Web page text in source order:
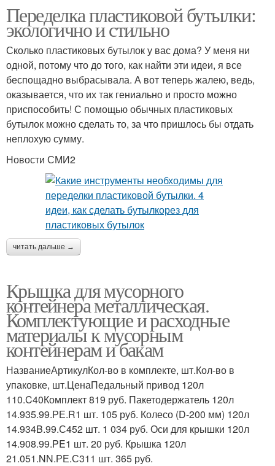
Переделка пластиковой бутылки:
экологично и стильно
Сколько пластиковых бутылок у вас дома? У меня ни
одной, потому что до того, как найти эти идеи, я все
беспощадно выбрасывала. А вот теперь жалею, ведь,
оказывается, что их так гениально и просто можно
приспособить! С помощью обычных пластиковых
бутылок можно сделать то, за что пришлось бы отдать
неплохую сумму.
Новости СМИ2
читать дальше →
Крышка для мусорного
контейнера металлическая.
Комплектующие и расходные
материалы к мусорным
контейнерам и бакам
НазваниеАртикулКол-во в комплекте, шт.Кол-во в
упаковке, шт.ЦенаПедальный привод 120л
110.C40Комплект 819 руб. Пакетодержатель 120л
14.935.99.РЕ.R1 шт. 105 руб. Колесо (D-200 мм) 120л
14.934B.99.С452 шт. 1 034 руб. Оси для крышки 120л
14.908.99.PE1 шт. 20 руб. Крышка 120л
21.051.NN.РЕ.С311 шт. 365 руб.